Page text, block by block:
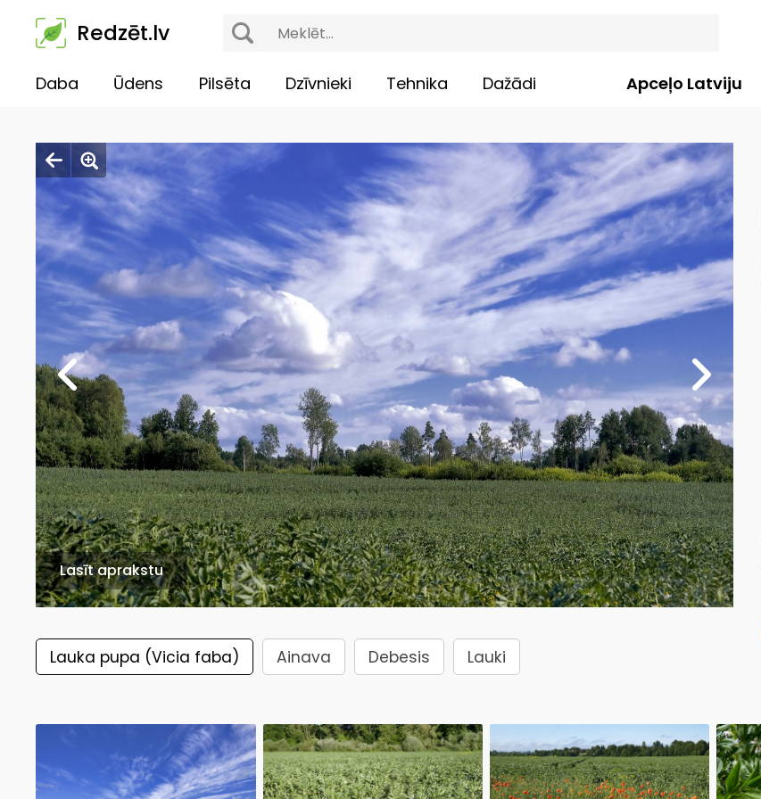
Redzēt.lv
Daba Ūdens Pilsēta Dzīvnieki Tehnika Dažādi Apceļo Latviju
Lasīt aprakstu
Lauka pupa (Vicia faba) Ainava Debesis Lauki